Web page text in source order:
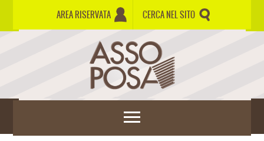
AREA RISERVATA CERCA NEL SITO